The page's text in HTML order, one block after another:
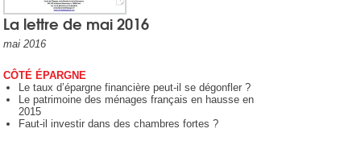
La lettre de mai 2016
mai 2016
CÔTÉ ÉPARGNE
Le taux d’épargne financière peut-il se dégonfler ?
Le patrimoine des ménages français en hausse en
2015
Faut-il investir dans des chambres fortes ?